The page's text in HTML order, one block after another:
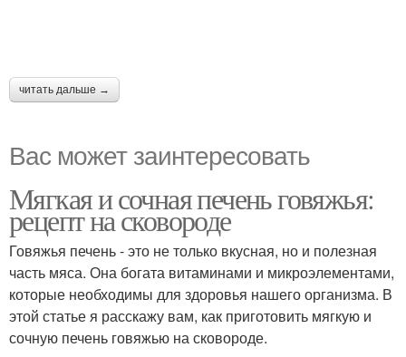
читать дальше →
Вас может заинтересовать
Мягкая и сочная печень говяжья:
рецепт на сковороде
Говяжья печень - это не только вкусная, но и полезная
часть мяса. Она богата витаминами и микроэлементами,
которые необходимы для здоровья нашего организма. В
этой статье я расскажу вам, как приготовить мягкую и
сочную печень говяжью на сковороде.